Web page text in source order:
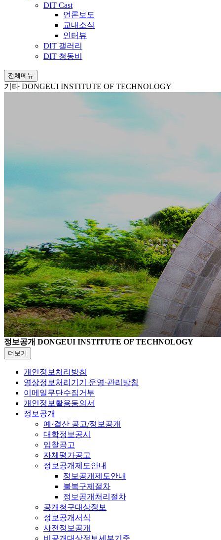
DIT Cast
언론보도
교내소식
인터뷰
DIT 갤러리
DIT 청동비
전체메뉴
기타 DONGEUI INSTITUTE OF TECHNOLOGY
정보공개 DONGEUI INSTITUTE OF TECHNOLOGY
더보기
개인정보처리방침
영상정보처리기기 운영·관리방침
이메일무단수집거부
개인정보활용동의서
정보공개
예·결산 공고/정보공개
대학정보공시
입찰공고
자체평가공고
정보공개제도안내
정보공개제도안내
불복구제절차
정보공개처리절차
공개청구대상정보
정보공개서식
사전정보공개
비공개대상정보세부기준